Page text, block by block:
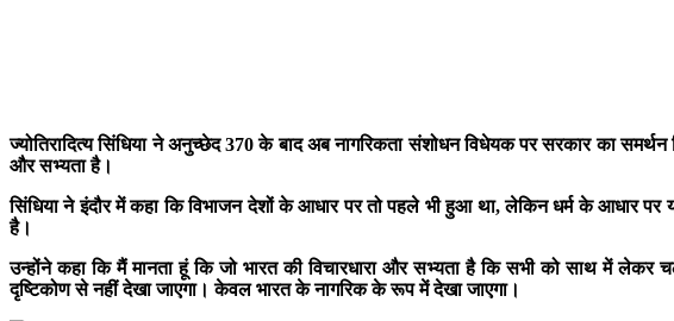
ज्योतिरादित्य सिंधिया ने अनुच्छेद 370 के बाद अब नागरिकता संशोधन विधेयक पर सरकार का
और सभ्यता है।
सिंधिया ने इंदौर में कहा कि विभाजन देशों के आधार पर तो पहले भी हुआ था, लेकिन धर्म के आधार
है।
उन्होंने कहा कि मैं मानता हूं कि जो भारत की विचारधारा और सभ्यता है कि सभी को साथ में
दृष्टिकोण से नहीं देखा जाएगा। केवल भारत के नागरिक के रूप में देखा जाएगा।